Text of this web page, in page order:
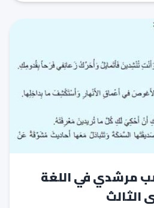
مرشدي في اللغة
الثالث